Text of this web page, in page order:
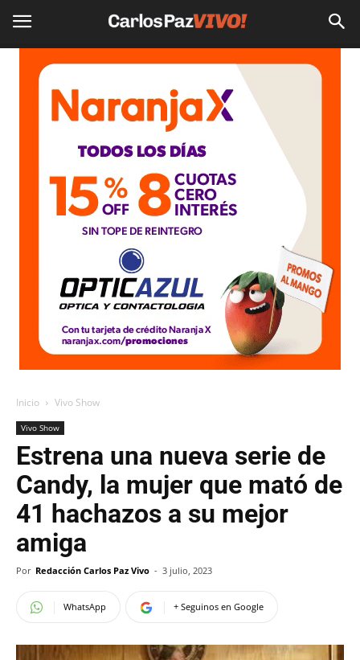
Inicio Vivo Show
Vivo Show
Estrena una nueva serie de
Candy, la mujer que mató de
41 hachazos a su mejor
amiga
Por Redacción Carlos Paz Vivo - 3 julio, 2023
WhatsApp + Seguinos en Google